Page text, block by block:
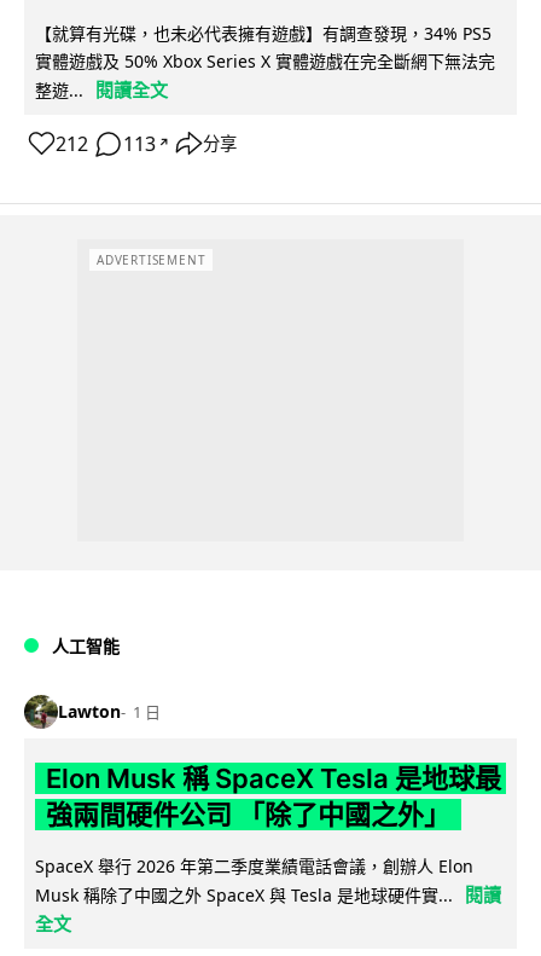
【就算有光碟，也未必代表擁有遊戲】有調查發現，34% PS5
實體遊戲及 50% Xbox Series X 實體遊戲在完全斷網下無法完
整遊...
閱讀全文
212 113 ↗ 分享
ADVERTISEMENT
人工智能
Lawton 1 日
Elon Musk 稱 SpaceX Tesla 是地球最
強兩間硬件公司 「除了中國之外」
SpaceX 舉行 2026 年第二季度業績電話會議，創辦人 Elon
Musk 稱除了中國之外 SpaceX 與 Tesla 是地球硬件實...
閱讀
全文